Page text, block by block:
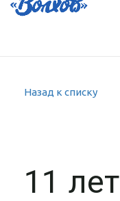
Назад к списку
11 лет